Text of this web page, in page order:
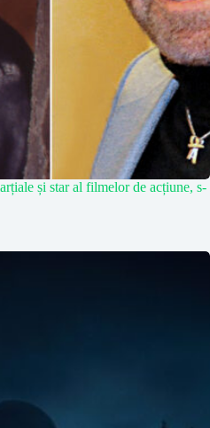
și star al filmelor de acțiune, s-